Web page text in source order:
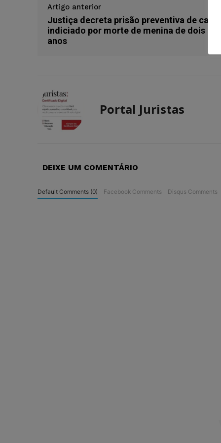
Artigo anterior
Justiça decreta prisão preventiva de casal
indiciado por morte de menina de dois
anos
Portal Juristas
DEIXE UM COMENTÁRIO
Default Comments (0) Facebook Comments Disqus Comments